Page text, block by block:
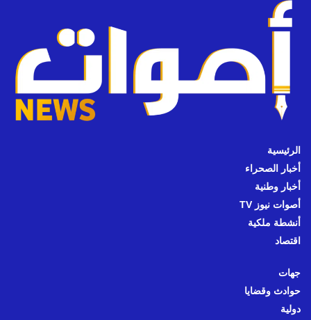
الرئيسية
أخبار الصحراء
أخبار وطنية
أصوات نيوز TV
أنشطة ملكية
اقتصاد
جهات
حوادث وقضايا
دولية